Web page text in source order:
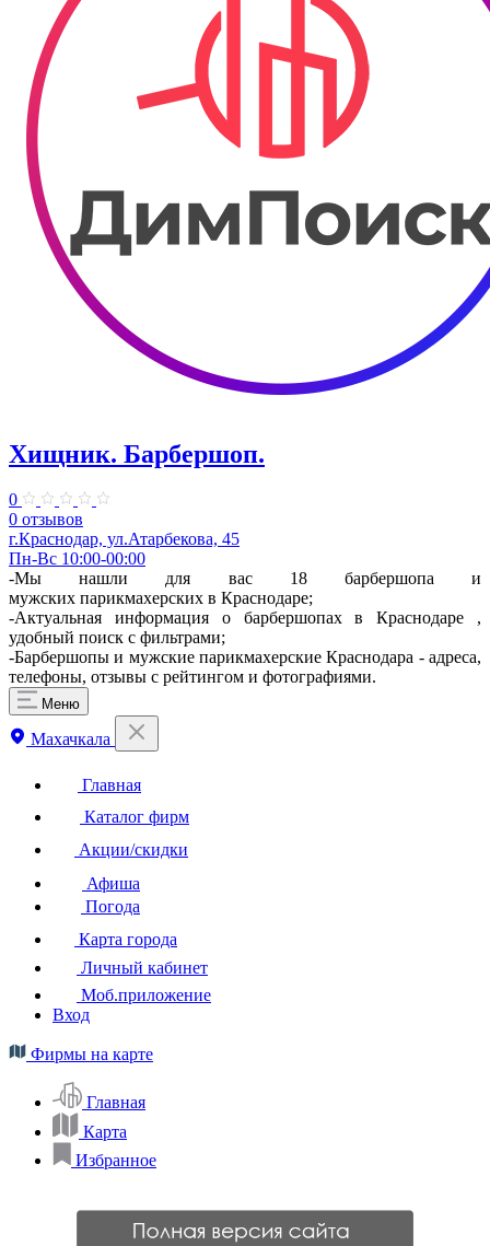
Хищник. Барбершоп.
0
0 отзывов
г.Краснодар, ул.Атарбекова, 45
Пн-Вс 10:00-00:00
-Мы нашли для вас 18 барбершопа и
мужских парикмахерских в Краснодаре;
-Актуальная информация о барбершопах в Краснодаре ,
удобный поиск с фильтрами;
-Барбершопы и мужские парикмахерские Краснодара - адреса,
телефоны, отзывы с рейтингом и фотографиями.
Меню
Махачкала
Главная
Каталог фирм
Акции/скидки
Афиша
Погода
Карта города
Личный кабинет
Моб.приложение
Вход
Фирмы на карте
Главная
Карта
Избранное